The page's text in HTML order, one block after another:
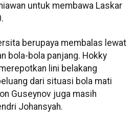
untuk membawa Laskar
berupaya membalas lewat
bola-bola panjang. Hokky
lini belakang
dari situasi bola mati
Guseynov juga masih
Johansyah.